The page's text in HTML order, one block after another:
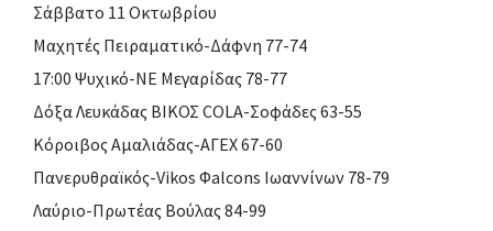
Σάββατο 11 Οκτωβρίου
Μαχητές Πειραματικό-Δάφνη 77-74
17:00 Ψυχικό-ΝΕ Μεγαρίδας 78-77
Δόξα Λευκάδας ΒΙΚΟΣ COLA-Σοφάδες 63-55
Κόροιβος Αμαλιάδας-ΑΓΕΧ 67-60
Πανερυθραϊκός-Vikos Φalcons Ιωαννίνων 78-79
Λαύριο-Πρωτέας Βούλας 84-99